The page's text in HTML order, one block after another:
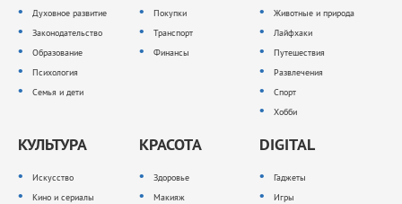
Духовное развитие
Законодательство
Образование
Психология
Семья и дети
Покупки
Транспорт
Финансы
Животные и природа
Лайфхаки
Путешествия
Развлечения
Спорт
Хобби
КУЛЬТУРА
Искусство
Кино и сериалы
КРАСОТА
Здоровье
Макияж
DIGITAL
Гаджеты
Игры